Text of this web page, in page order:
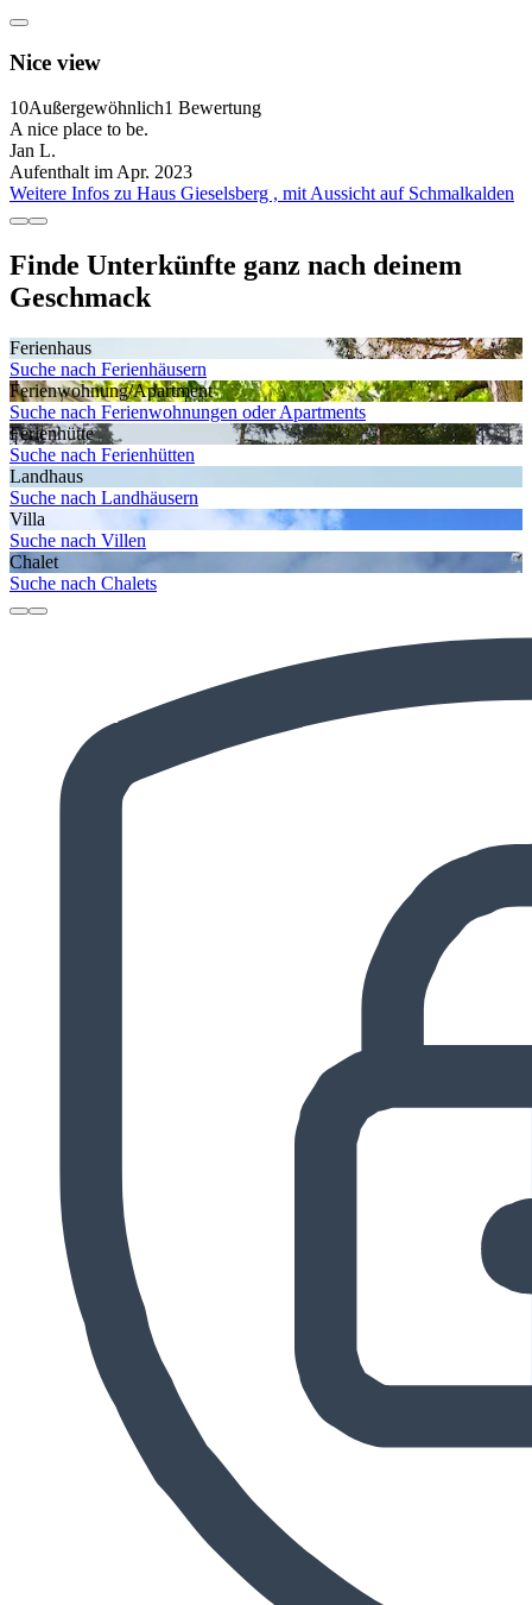
Nice view
10Außergewöhnlich1 Bewertung
A nice place to be.
Jan L.
Aufenthalt im Apr. 2023
Weitere Infos zu Haus Gieselsberg , mit Aussicht auf Schmalkalden
Finde Unterkünfte ganz nach deinem
Geschmack
Ferienhaus
Suche nach Ferienhäusern
Ferienwohnung/Apartment
Suche nach Ferienwohnungen oder Apartments
Ferienhütte
Suche nach Ferienhütten
Landhaus
Suche nach Landhäusern
Villa
Suche nach Villen
Chalet
Suche nach Chalets